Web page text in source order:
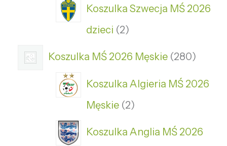
Koszulka Szwecja MŚ 2026
dzieci 2
Koszulka MŚ 2026 Męskie 280
Koszulka Algieria MŚ 2026
Męskie 2
Koszulka Anglia MŚ 2026